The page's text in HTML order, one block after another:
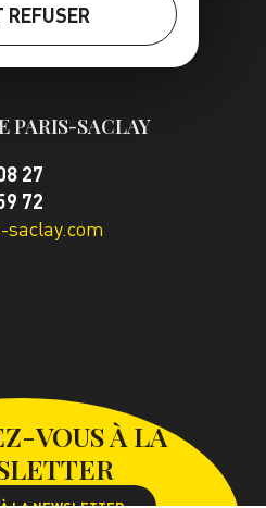
PARIS-SACLAY
27
72
VOUS À LA
REFUSER